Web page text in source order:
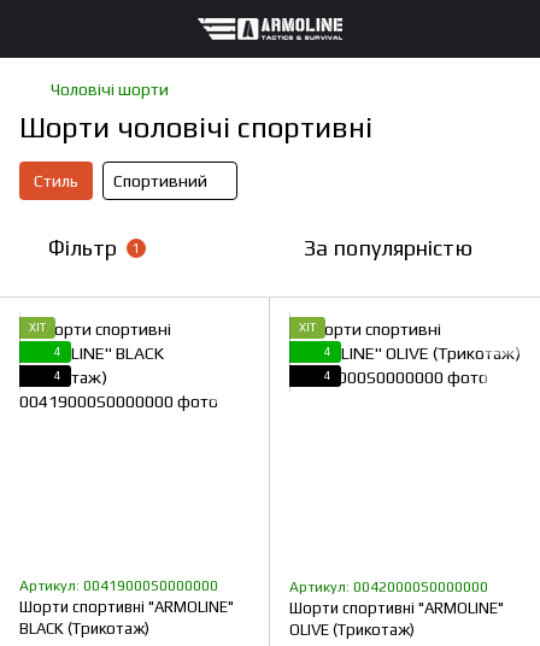
Чоловічі шорти
Шорти чоловічі спортивні
Стиль Спортивний
Фільтр 1 За популярністю
ХІТ
4
4
Артикул: 00419000S0000000
Шорти спортивні "ARMOLINE"
BLACK (Трикотаж)
ХІТ
4
4
Артикул: 00420000S0000000
Шорти спортивні "ARMOLINE"
OLIVE (Трикотаж)